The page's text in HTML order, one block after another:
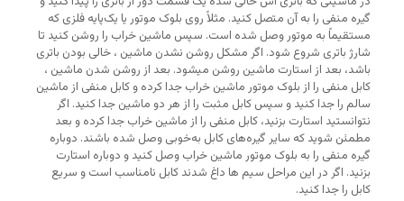
گیره منفی را به آن متصل کنید. مثلاً روی بلوک موتور یا یک‌پایه فلزی که
مستقیماً به موتور وصل شده است. سپس ماشین خراب را روشن کنید تا
شارژ باتری شروع شود. اگر مشکل روشن نشدن ماشین ، خالی بودن باتری
باشد، بعد از استارت ماشین روشن میشود. بعد از روشن شدن ماشین ،
کابل منفی را از بلوک موتور ماشین خراب جدا کرده و کابل منفی از ماشین
سالم را جدا کنید و سپس کابل مثبت را از هر دو ماشین جدا کنید. اگر
نتوانستید استارت بزنید، کابل منفی را از ماشین خراب جدا کرده و بعد
مطمئن شوید که سایر گیره‌های کابل به‌خوبی وصل شده باشند. دوباره
گیره منفی را به بلوک موتور ماشین خراب وصل کنید و دوباره استارت
بزنید. اگر در این مراحل سیم ها داغ شدند کابل نامناسب است و سریع
کابل را جدا کنید.